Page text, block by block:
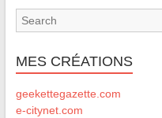
MES CRÉATIONS
geekettegazette.com
e-citynet.com